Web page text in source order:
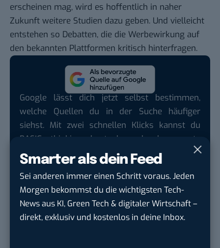
Smarter als dein Feed
Sei anderen immer einen Schritt voraus. Jeden
Morgen bekommst du die wichtigsten Tech-
News aus KI, Green Tech & digitaler Wirtschaft –
direkt, exklusiv und kostenlos in deine Inbox.
erscheinen mag, wird es hoffentlich in naher
Zukunft weitere Studien dazu geben. Und vielleicht
entstehen so Debatten, die die Werbewirkung auf
den bekannten Plattformen kritisch hinterfragen.
Google lässt dich jetzt selbst bestimmen,
welche Quellen du in der Suche häufiger
siehst. Mit zwei schnellen Klicks kannst du
BASIC thinking kostenlos als bevorzugte
Quelle hinzufügen und damit unabhängigen
Tech-Journalismus unterstützen. Vielen Dank!
Auch interessant:
Gewusst wie: So erfährst du, welche Firmen